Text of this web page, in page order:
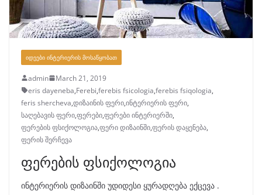
ᲘᲓᲔᲔᲑᲘ ᲘᲜᲢᲔᲠᲘᲔᲠᲘᲡ ᲛᲝᲡᲐᲬᲧᲝᲑᲐᲗ
admin
March 21, 2019
eris dayeneba,Ferebi,ferebis fsicologia,ferebis fsiqologia,
feris shercheva,დიზაინის ფერი,ინტერიერის ფერი,
საღებავის ფერი,ფერები,ფერები ინტერიერში,
ფერების ფსიქოლოგია,ფერი დიზაინში,ფერის დაყენება,
ფერის შერჩევა
ფერების ფსიქოლოგია
ინტერიერის დიზაინში უდიდესი ყურადღება ექცევა .